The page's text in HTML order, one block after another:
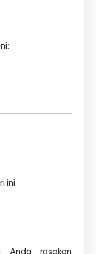
ini.
Anda rasakan